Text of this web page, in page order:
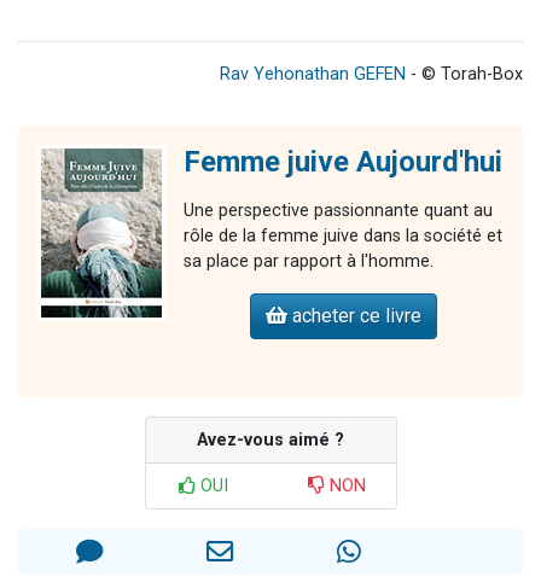
Rav Yehonathan GEFEN - © Torah-Box
Femme juive Aujourd'hui
Une perspective passionnante quant au
rôle de la femme juive dans la société et
sa place par rapport à l'homme.
acheter ce livre
Avez-vous aimé ?
OUI NON